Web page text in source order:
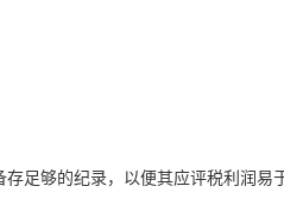
足够的纪录，以便其应评税利润易